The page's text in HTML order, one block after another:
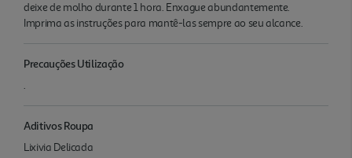
deixe de molho durante 1 hora. Enxague abundantemente.
Imprima as instruções para mantê-las sempre ao seu alcance.
Precauções Utilização
.
Aditivos Roupa
Lixivia Delicada